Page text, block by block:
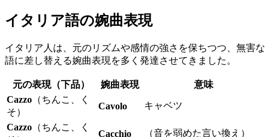
イタリア語の婉曲表現
イタリア人は、元のリズムや感情の強さを保ちつつ、無害な
語に差し替える婉曲表現を多く発達させてきました。
元の表現（下品） 婉曲表現
意味
Cazzo （ちんこ、く
そ）
Cavolo キャベツ
Cazzo （ちんこ、く
Cacchio （音を弱めた言い換え）